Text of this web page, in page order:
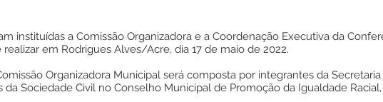
instituídas a Comissão Organizadora e a Coordenação Executiva da
realizar em Rodrigues Alves/Acre, dia 17 de maio de 2022.
Organizadora Municipal será composta por integrantes da
da Sociedade Civil no Conselho Municipal de Promoção da Igualdade